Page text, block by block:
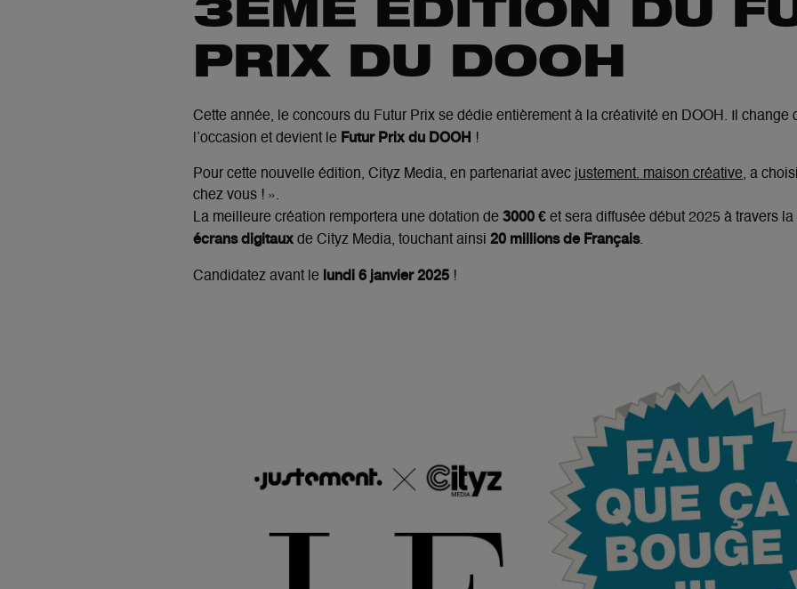
3ÈME ÉDITION DU
PRIX DU DOOH
Cette année, le concours du Futur Prix se dédie entièrement à la créativité en DOOH. Il change
l’occasion et devient le Futur Prix du DOOH !
Pour cette nouvelle édition, Cityz Media, en partenariat avec justement. maison créative, a
chez vous ! ».
La meilleure création remportera une dotation de3000 €et sera diffusée début 2025 à travers
écrans digitaux de Cityz Media, touchant ainsi20 millions de Français.
Candidatez avant le lundi 6 janvier 2025 !